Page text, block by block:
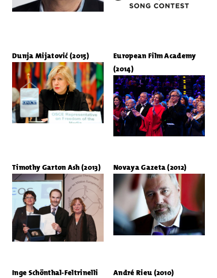
Dunja Mijatović (2015)
European Film Academy
(2014)
Timothy Garton Ash (2013) Novaya Gazeta (2012)
Inge Schönthal-Feltrinelli
André Rieu (2010)